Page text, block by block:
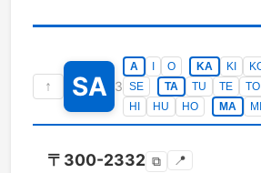
↑ SA 3
A O KA KI
SE
TA TU TE TO
HI
HU HO MA MI
〒 300-2332 ⧉ 📍